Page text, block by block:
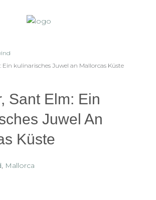
Ein kulinarisches Juwel an Mallorcas Küste
Sant Elm: Ein
Juwel An
Küste
, Mallorca